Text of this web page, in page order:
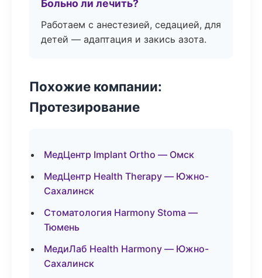
Больно ли лечить?
Работаем с анестезией, седацией, для
детей — адаптация и закись азота.
Похожие компании:
Протезирование
МедЦентр Implant Ortho — Омск
МедЦентр Health Therapy — Южно-
Сахалинск
Стоматология Harmony Stoma —
Тюмень
МедиЛаб Health Harmony — Южно-
Сахалинск